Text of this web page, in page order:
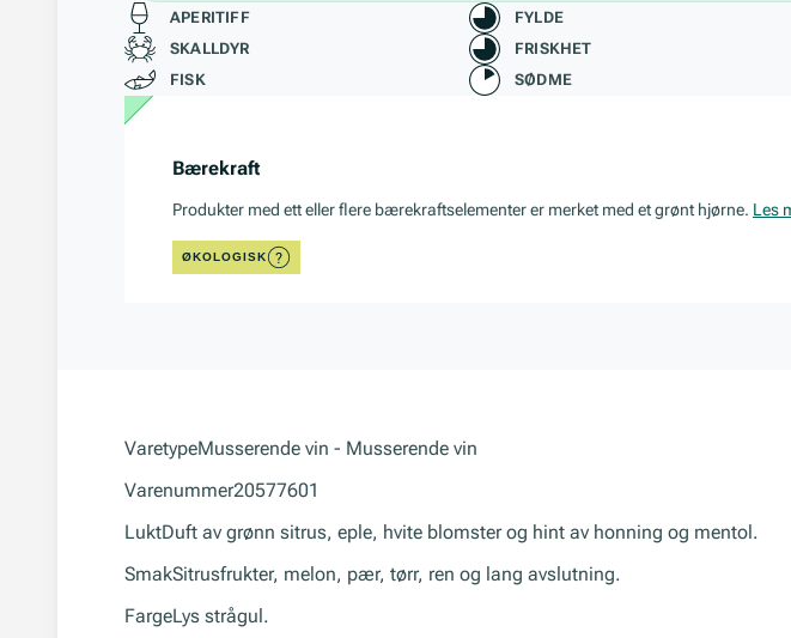
Passer til
APERITIFF
SKALLDYR
FISK
Karakteristikk
FYLDE
FRISKHET
SØDME
Bærekraft
Produkter med ett eller flere bærekraftselementer er merket med et grønt hjørne. Les
ØKOLOGISK
VaretypeMusserende vin - Musserende vin
Varenummer20577601
LuktDuft av grønn sitrus, eple, hvite blomster og hint av honning og mentol.
SmakSitrusfrukter, melon, pær, tørr, ren og lang avslutning.
FargeLys strågul.